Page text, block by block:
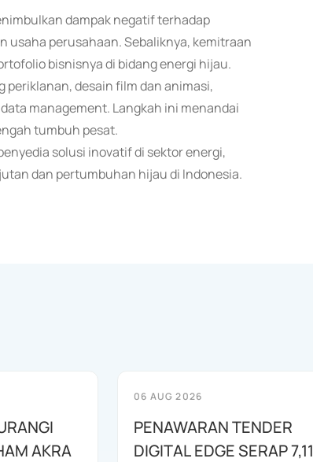
dampak negatif terhadap
usaha perusahaan. Sebaliknya, kemitraan
bisnisnya di bidang energi hijau.
periklanan, desain film dan animasi,
management. Langkah ini menandai
tumbuh pesat.
solusi inovatif di sektor energi,
dan pertumbuhan hijau di Indonesia.
AKRA
06 AUG 2026
PENAWARAN TENDER
DIGITAL EDGE SERAP 7,11